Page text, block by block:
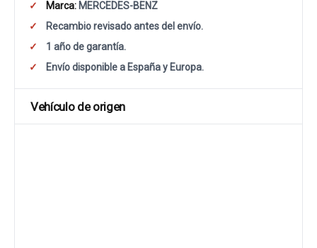
Marca: MERCEDES-BENZ
Recambio revisado antes del envío.
1 año de garantía.
Envío disponible a España y Europa.
Vehículo de origen